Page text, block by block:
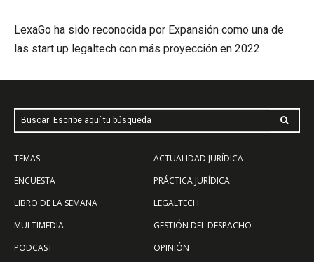
LexaGo ha sido reconocida por Expansión como una de
las start up legaltech con más proyección en 2022.
Buscar: Escribe aquí tu búsqueda
TEMAS
ENCUESTA
LIBRO DE LA SEMANA
MULTIMEDIA
PODCAST
ACTUALIDAD JURÍDICA
PRÁCTICA JURÍDICA
LEGALTECH
GESTIÓN DEL DESPACHO
OPINIÓN